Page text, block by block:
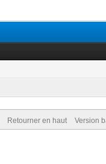
Retourner en haut Version